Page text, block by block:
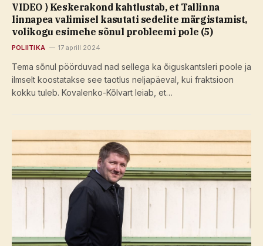
VIDEO ⟩ Keskerakond kahtlustab, et Tallinna
linnapea valimisel kasutati sedelite märgistamist,
volikogu esimehe sõnul probleemi pole (5)
POLIITIKA 17 aprill 2024
Tema sõnul pöörduvad nad sellega ka õiguskantsleri poole ja
ilmselt koostatakse see taotlus neljapäeval, kui fraktsioon
kokku tuleb. Kovalenko-Kõlvart leiab, et…